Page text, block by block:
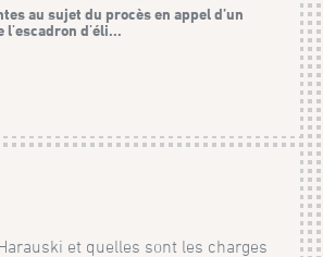
au sujet du procès en appel d’un
l'escadron d'éli...
et quelles sont les charges